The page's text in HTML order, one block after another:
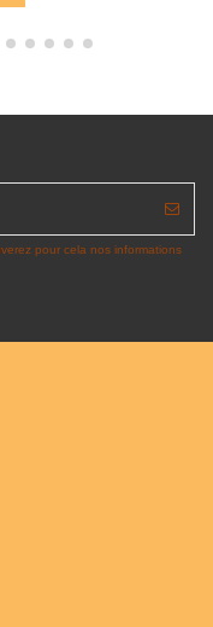
pour cela nos informations